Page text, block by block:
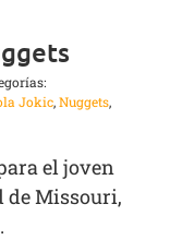
Jokic,Nuggets,
el joven
de Missouri,